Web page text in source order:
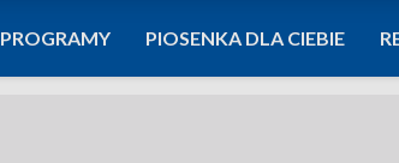
PROGRAMY PIOSENKA DLA CIEBIE